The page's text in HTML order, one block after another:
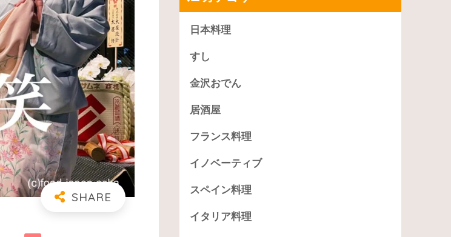
日本料理
すし
金沢おでん
居酒屋
フランス料理
イノベーティブ
スペイン料理
イタリア料理